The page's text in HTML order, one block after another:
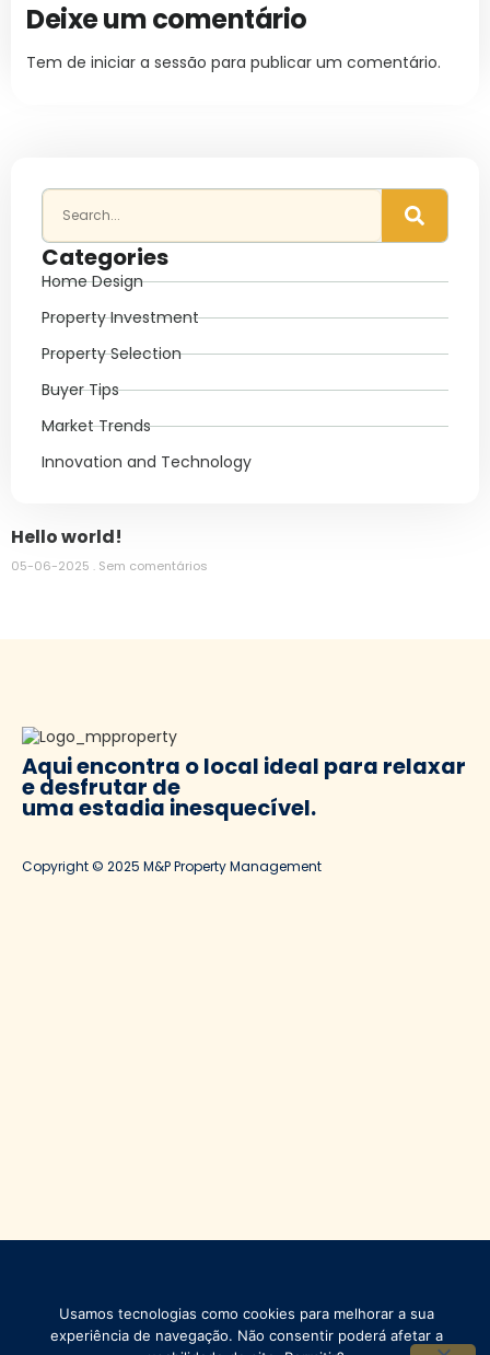
Deixe um comentário
Tem de iniciar a sessão para publicar um comentário.
Categories
Home Design
Property Investment
Property Selection
Buyer Tips
Market Trends
Innovation and Technology
Hello world!
05-06-2025 Sem comentários
Aqui encontra o local ideal para relaxar
e desfrutar de
uma estadia inesquecível.
Copyright © 2025 M&P Property Management
Usamos tecnologias como cookies para melhorar a sua
experiência de navegação. Não consentir poderá afetar a